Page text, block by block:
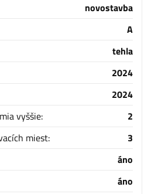
novostavba
A
tehla
2024
2024
vyššie:
2
miest:
3
áno
áno